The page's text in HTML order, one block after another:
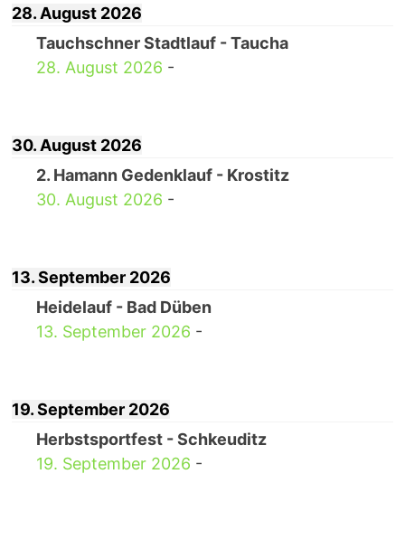
28. August 2026
Tauchschner Stadtlauf - Taucha
28. August 2026 -
30. August 2026
2. Hamann Gedenklauf - Krostitz
30. August 2026 -
13. September 2026
Heidelauf - Bad Düben
13. September 2026 -
19. September 2026
Herbstsportfest - Schkeuditz
19. September 2026 -